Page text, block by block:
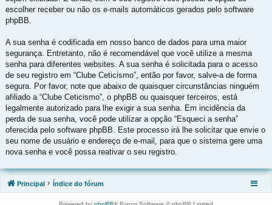
escolher receber ou não os e-mails automáticos gerados pelo software
phpBB.
A sua senha é codificada em nosso banco de dados para uma maior
segurança. Entretanto, não é recomendável que você utilize a mesma
senha para diferentes websites. A sua senha é solicitada para o acesso
de seu registro em “Clube Ceticismo”, então por favor, salve-a de forma
segura. Por favor, note que abaixo de quaisquer circunstâncias ninguém
afiliado a “Clube Ceticismo”, o phpBB ou quaisquer terceiros, está
legalmente autorizado para lhe exigir a sua senha. Em incidência da
perda de sua senha, você pode utilizar a opção “Esqueci a senha”
oferecida pelo software phpBB. Este processo irá lhe solicitar que envie o
seu nome de usuário e endereço de e-mail, para que o sistema gere uma
nova senha e você possa reativar o seu registro.
Principal Índice do fórum